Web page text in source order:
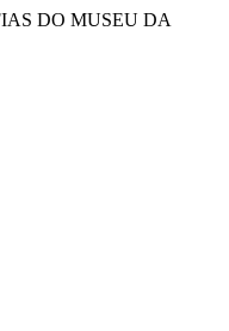
DO MUSEU DA